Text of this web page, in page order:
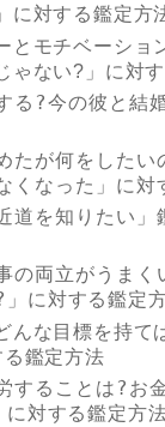
に対する鑑定方
とモチベーショ
ゃない?」 に対
る?今の彼と結
たが何をした
くなった」 に対
道を知りたい
の両立がうま
に対する鑑定
んな目標を持て
鑑定方法
することは?お
に対する鑑定方